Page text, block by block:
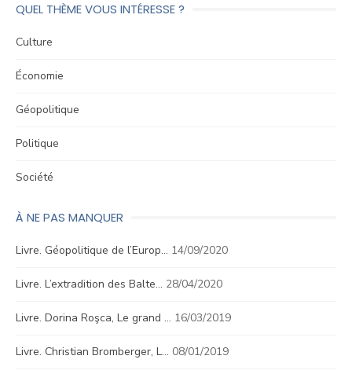
QUEL THÈME VOUS INTÉRESSE ?
Culture
Économie
Géopolitique
Politique
Société
À NE PAS MANQUER
Livre. Géopolitique de l’Europ… 14/09/2020
Livre. L’extradition des Balte… 28/04/2020
Livre. Dorina Roşca, Le grand … 16/03/2019
Livre. Christian Bromberger, L… 08/01/2019